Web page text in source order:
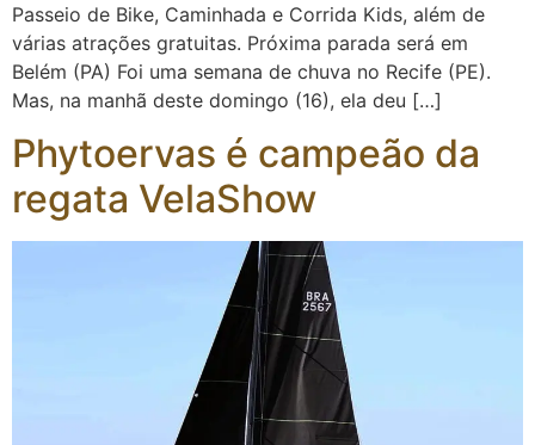
Passeio de Bike, Caminhada e Corrida Kids, além de
várias atrações gratuitas. Próxima parada será em
Belém (PA) Foi uma semana de chuva no Recife (PE).
Mas, na manhã deste domingo (16), ela deu […]
Phytoervas é campeão da
regata VelaShow